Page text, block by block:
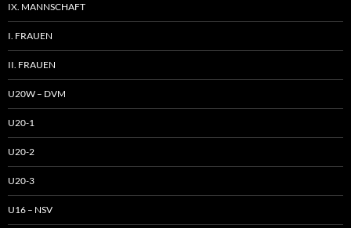
IX. MANNSCHAFT
I. FRAUEN
II. FRAUEN
U20W – DVM
U20-1
U20-2
U20-3
U16 – NSV